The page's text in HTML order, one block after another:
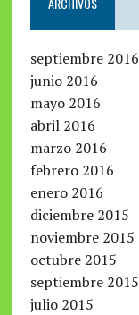
septiembre 2016
junio 2016
mayo 2016
abril 2016
marzo 2016
febrero 2016
enero 2016
diciembre 2015
noviembre 2015
octubre 2015
septiembre 2015
julio 2015